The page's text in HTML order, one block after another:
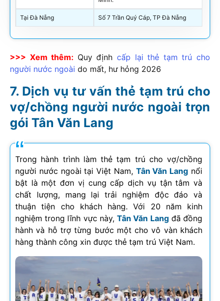
Tại Đà Nẵng Số 7 Trần Quý Cáp, TP Đà Nẵng
>>> Xem thêm: Quy địnhcấp lại thẻ tạm trú cho
người nước ngoài do mất, hư hỏng 2026
Dịch vụ tư vấn thẻ tạm trú cho
vợ/chồng người nước ngoài trọn
gói Tân Văn Lang
Trong hành trình làm thẻ tạm trú cho vợ/chồng
người nước ngoài tại Việt Nam, Tân Văn Lang nổi
bật là một đơn vị cung cấp dịch vụ tận tâm và
chất lượng, mang lại trải nghiệm độc đáo và
thuận tiện cho khách hàng. Với 20 năm kinh
nghiệm trong lĩnh vực này,Tân Văn Langđã đồng
hành và hỗ trợ từng bước một cho vô vàn khách
hàng thành công xin được thẻ tạm trú Việt Nam.